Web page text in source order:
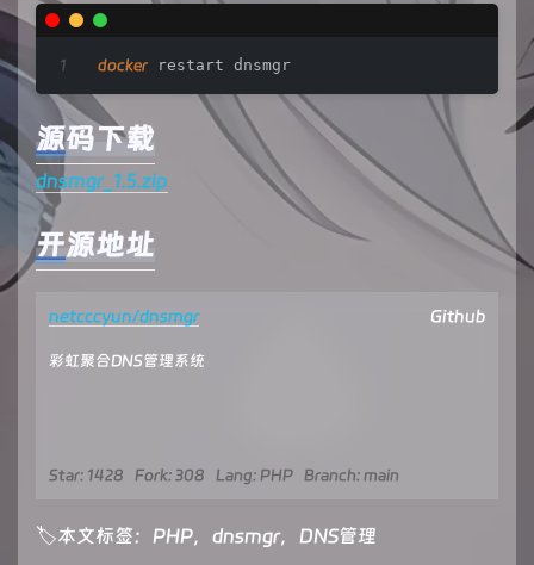
docker restart dnsmgr
源码下载
dnsmgr_1.5.zip
开源地址
netcccyun/dnsmgr Github
彩虹聚合DNS管理系统
Star: 1428 Fork: 308 Lang: PHP Branch: main
🏷本文标签： PHP，️ dnsmgr，️ DNS管理